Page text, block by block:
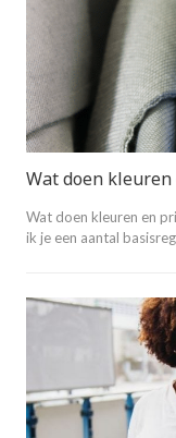
Wat doen
Wat doen kleuren en
ik je een aantal